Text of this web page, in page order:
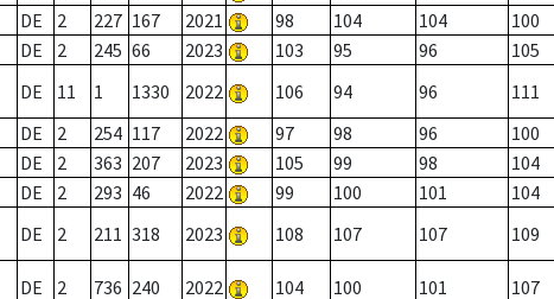
DE 2 227 167 2021 98 104 104 100
DE 2 245 66 2023 103 95 96 105
DE 11 1 1330 2022 106 94 96 111
DE 2 254 117 2022 97 98 96 100
DE 2 363 207 2023 105 99 98 104
DE 2 293 46 2022 99 100 101 104
DE 2 211 318 2023 108 107 107 109
DE 2 736 240 2022 104 100 101 107